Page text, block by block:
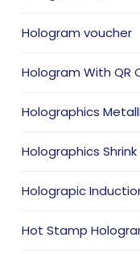
Hologram voucher
Hologram With QR
Holographics
Holographics
Holograpic
Hot Stamp